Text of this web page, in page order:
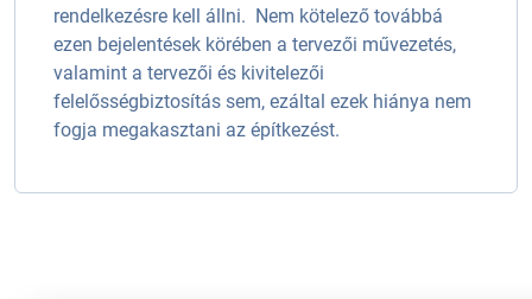
rendelkezésre kell állni. Nem kötelező továbbá
ezen bejelentések körében a tervezői művezetés,
valamint a tervezői és kivitelezői
felelősségbiztosítás sem, ezáltal ezek hiánya nem
fogja megakasztani az építkezést.